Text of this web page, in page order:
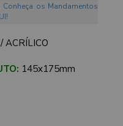
os Mandamentos
ACRÍLICO
145x175mm